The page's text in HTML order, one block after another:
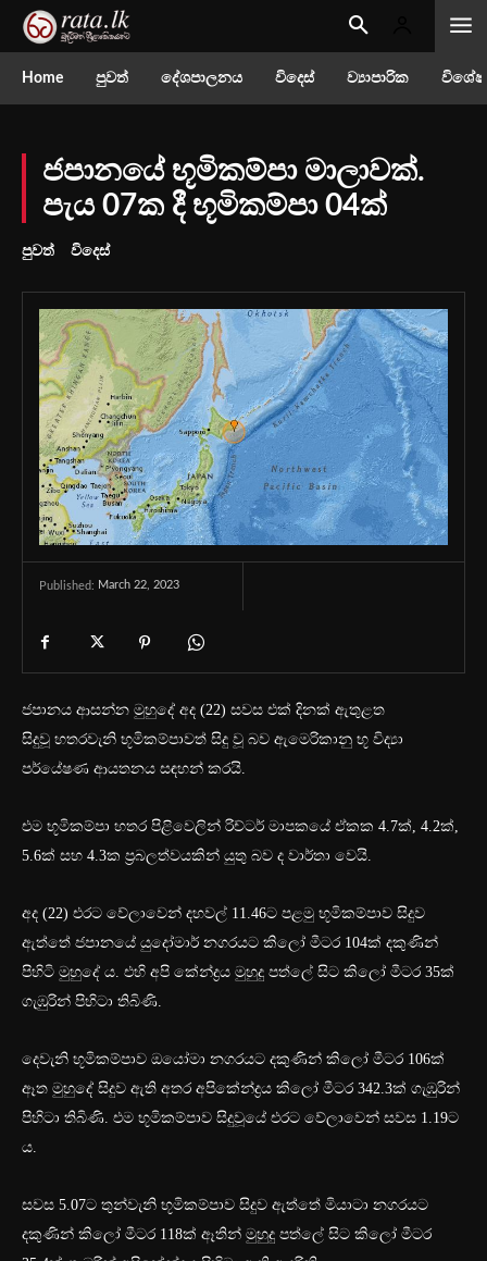
Home පුවත් දේශපාලනය විදෙස් ව්‍යාපාරික
ජපානයේ භූමිකම්පා මාලාවක්.
පැය 07ක දී භූමිකම්පා 04ක්
පුවත් විදෙස්
Published: March 22, 2023
ජපානය ආසන්න මුහුදේ අද (22) සවස එක් දිනක් ඇතුළත
සිදුවූ හතරවැනි භූමිකම්පාවත් සිදු වූ බව ඇමෙරිකානු භූ විද්‍යා
පර්යේෂණ ආයතනය සඳහන් කරයි.
එම භූමිකම්පා හතර පිළිවෙලින් රිච්ටර් මාපකයේ ඒකක 4.7ක්, 4.2ක්,
5.6ක් සහ 4.3ක ප්‍රබලත්වයකින් යුතු බව ද වාර්තා වෙයි.
අද (22) එරට වේලාවෙන් දහවල් 11.46ට පළමු භූමිකම්පාව සිදුව
ඇත්තේ ජපානයේ යුදෝමාර් නගරයට කිලෝ මීටර 104ක් දකුණින්
පිහිටි මුහුදේ ය. එහි අපි කේන්ද්‍රය මුහුදු පත්ලේ සිට කිලෝ මීටර 35ක්
ගැඹුරින් පිහිටා තිබිණි.
දෙවැනි භූමිකම්පාව ඔයෝමා නගරයට දකුණින් කිලෝ මීටර 106ක්
ඈත මුහුදේ සිදුව ඇති අතර අපිකේන්ද්‍රය කිලෝ මීටර 342.3ක් ගැඹුරින්
පිහිටා තිබිණි. එම භූමිකම්පාව සිදුවූයේ එරට වේලාවෙන් සවස 1.19ට
ය.
සවස 5.07ට තුන්වැනි භූමිකම්පාව සිදුව ඇත්තේ මියාටා නගරයට
දකුණින් කිලෝ මීටර 118ක් ඈතින් මුහුදු පත්ලේ සිට කිලෝ මීටර